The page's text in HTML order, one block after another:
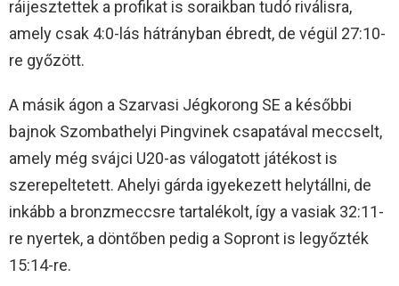
ráijesztettek a profikat is soraikban tudó riválisra,
amely csak 4:0-lás hátrányban ébredt, de végül 27:10-
re győzött.
A másik ágon a Szarvasi Jégkorong SE a későbbi
bajnok Szombathelyi Pingvinek csapatával meccselt,
amely még svájci U20-as válogatott játékost is
szerepeltetett. Ahelyi gárda igyekezett helytállni, de
inkább a bronzmeccsre tartalékolt, így a vasiak 32:11-
re nyertek, a döntőben pedig a Sopront is legyőzték
15:14-re.